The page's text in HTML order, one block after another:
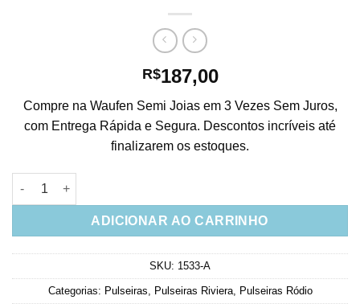
R$187,00
Compre na Waufen Semi Joias em 3 Vezes Sem Juros,
com Entrega Rápida e Segura. Descontos incríveis até
finalizarem os estoques.
Pulseiras Riviera Safira Com Ródio Semi Joias Sofisticada
ADICIONAR AO CARRINHO
SKU: 1533-A
Categorias: Pulseiras Pulseiras Riviera, Pulseiras Ródio